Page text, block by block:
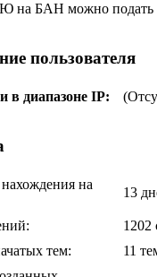
БАН можно подать
пользователя
в диапазоне IP:
на
13
1202
тем:
11